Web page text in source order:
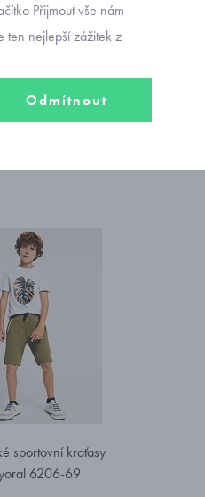
170. Dětské šortky pro
sportovní kraťasy
6206-69
Přijmout vše nám
ten nejlepší zážitek z
Odmítnout